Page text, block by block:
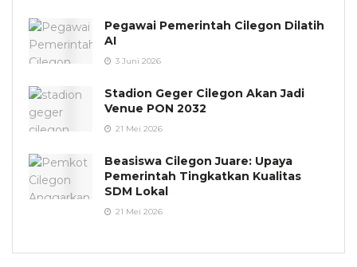
Pegawai Pemerintah Cilegon Dilatih
AI
3 Juni 2026
Stadion Geger Cilegon Akan Jadi
Venue PON 2032
21 Mei 2026
Beasiswa Cilegon Juare: Upaya
Pemerintah Tingkatkan Kualitas
SDM Lokal
21 Mei 2026